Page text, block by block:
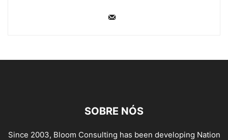
SOBRE NÓS
Since 2003, Bloom Consulting has been developing Nation